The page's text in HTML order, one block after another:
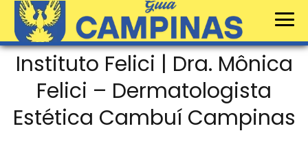
Instituto Felici | Dra. Mônica
Felici – Dermatologista
Estética Cambuí Campinas